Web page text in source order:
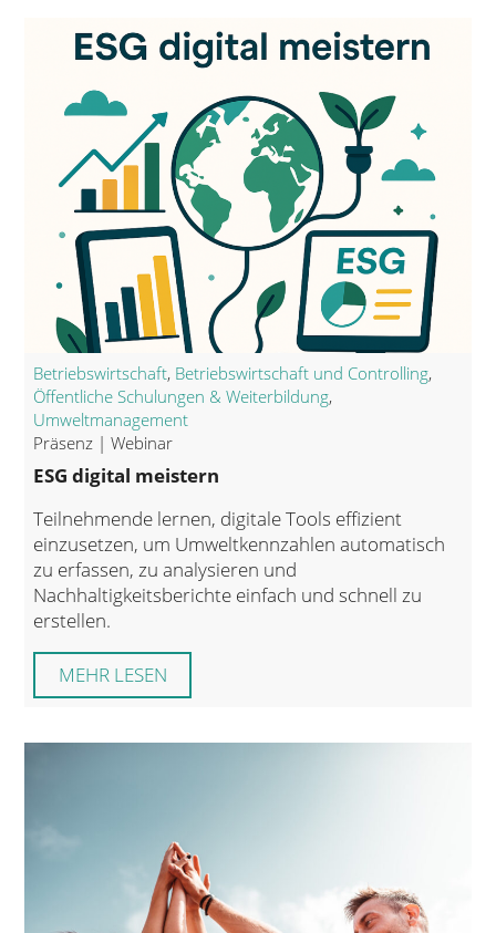
Betriebswirtschaft, Betriebswirtschaft und Controlling,
Öffentliche Schulungen & Weiterbildung,
Umweltmanagement
Präsenz | Webinar
ESG digital meistern
Teilnehmende lernen, digitale Tools effizient
einzusetzen, um Umweltkennzahlen automatisch
zu erfassen, zu analysieren und
Nachhaltigkeitsberichte einfach und schnell zu
erstellen.
MEHR LESEN